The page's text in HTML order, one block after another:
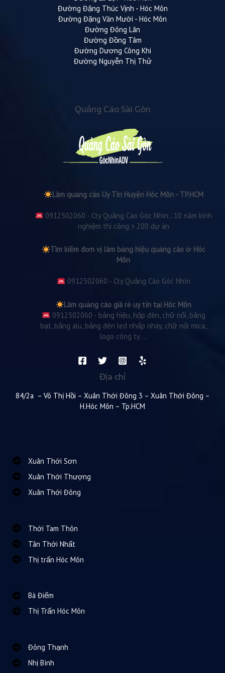
Đường Đặng Thúc Vịnh - Hóc Môn
Đường Đặng Văn Mười - Hóc Môn
Đường Đông Lân
Đường Đồng Tâm
Đường Dương Công Khi
Đường Nguyễn Thị Thử
Quảng Cáo Sài Gòn
Làm quảng cáo Uy Tín Huyện Hóc Môn - TP.HCM
0912502060 - Cty Quảng Cáo Góc Nhìn...10 năm kinh
nghiệm thi công > 200 dự án
Tìm kiếm đơn vị làm bảng hiệu quảng cáo ở Hóc
Môn
0912502060 - Cty Quảng Cáo Góc Nhìn
Làm quảng cáo giá rẻ uy tín tại Hóc Môn
0912502060 - bảng hiệu, hộp đèn, chữ nổi, bảng
bạt, bảng alu, bảng đèn led nhấp nháy, chữ nỏi mica,
logo công ty....
Địa chỉ
84/2a – Võ Thị Hồi – Xuân Thới Đông 3 – Xuân Thới Đông –
H.Hóc Môn – Tp.HCM
Xuân Thới Sơn
Xuân Thới Thượng
Xuân Thới Đông
Thới Tam Thôn
Tân Thới Nhất
Thị trấn Hóc Môn
Bà Điểm
Thị Trấn Hóc Môn
Đông Thạnh
Nhị Bình